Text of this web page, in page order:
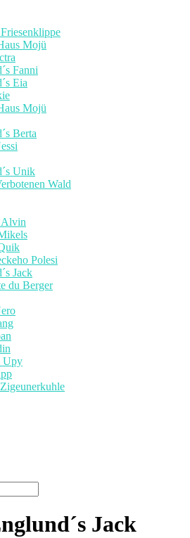
Mojü
Fanni
Eia
Mojü
Berta
Unik
Wald
Alvin
Polesi
Jack
du Berger
Upy
Jack